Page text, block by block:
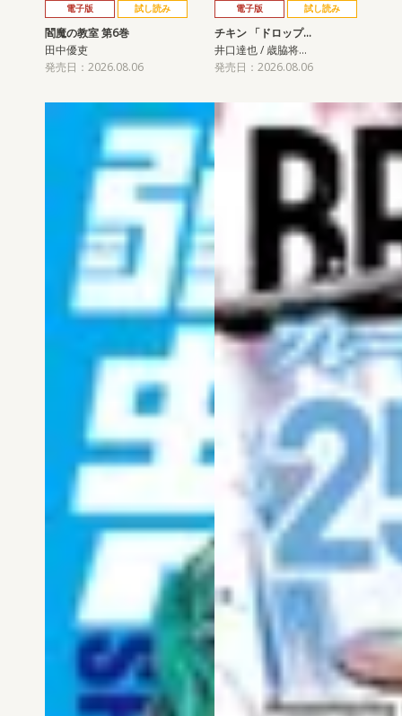
電子版 試し読み
閻魔の教室 第6巻
田中優吏
発売日：2026.08.06
電子版 試し読み
チキン 「ドロップ…
井口達也 / 歳脇将…
発売日：2026.08.06